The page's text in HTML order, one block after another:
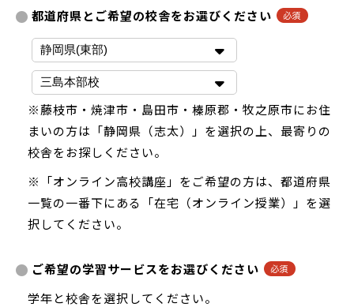
都道府県とご希望の校舎をお選びください
※藤枝市・焼津市・島田市・榛原郡・牧之原市にお住
まいの方は「静岡県（志太）」を選択の上、最寄りの
校舎をお探しください。
※「オンライン高校講座」をご希望の方は、都道府県
一覧の一番下にある「在宅（オンライン授業）」を選
択してください。
ご希望の学習サービスをお選びください
学年と校舎を選択してください。